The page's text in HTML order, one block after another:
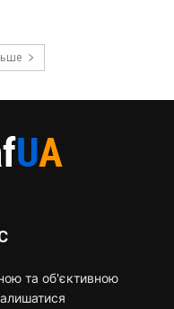
та об'єктивною